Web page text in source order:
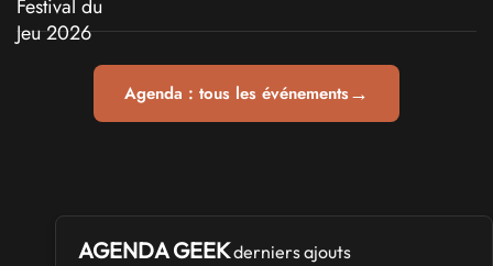
Agenda : tous les événements→
AGENDA GEEKderniers ajouts